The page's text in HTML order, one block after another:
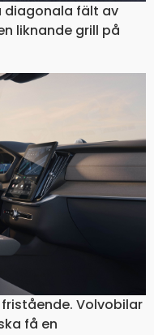
diagonala fält av
liknande grill på
Volvobilar
få en